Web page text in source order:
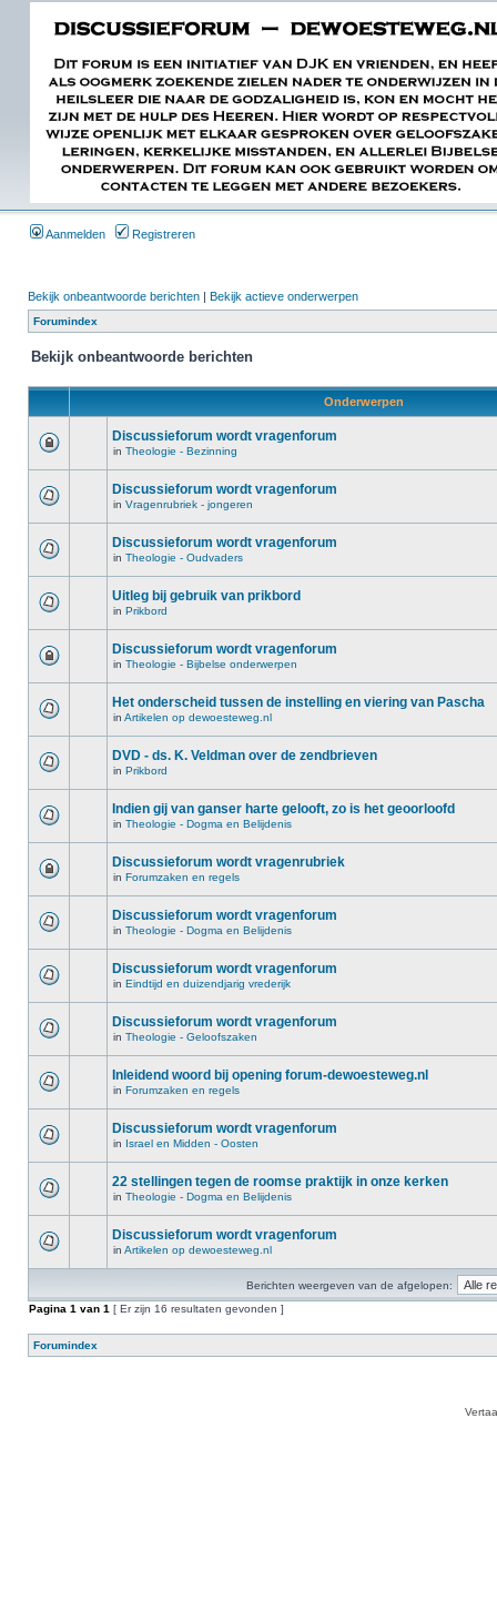
Aanmelden Registreren
Bekijk onbeantwoorde berichten | Bekijk actieve onderwerpen
Forumindex
Bekijk onbeantwoorde berichten
Onderwerpen
Discussieforum wordt vragenforum
in Theologie - Bezinning
Discussieforum wordt vragenforum
in Vragenrubriek - jongeren
Discussieforum wordt vragenforum
in Theologie - Oudvaders
Uitleg bij gebruik van prikbord
in Prikbord
Discussieforum wordt vragenforum
in Theologie - Bijbelse onderwerpen
Het onderscheid tussen de instelling en viering van Pascha
in Artikelen op dewoesteweg.nl
DVD - ds. K. Veldman over de zendbrieven
in Prikbord
Indien gij van ganser harte gelooft, zo is het geoorloofd
in Theologie - Dogma en Belijdenis
Discussieforum wordt vragenrubriek
in Forumzaken en regels
Discussieforum wordt vragenforum
in Theologie - Dogma en Belijdenis
Discussieforum wordt vragenforum
in Eindtijd en duizendjarig vrederijk
Discussieforum wordt vragenforum
in Theologie - Geloofszaken
Inleidend woord bij opening forum-dewoesteweg.nl
in Forumzaken en regels
Discussieforum wordt vragenforum
in Israel en Midden - Oosten
22 stellingen tegen de roomse praktijk in onze kerken
in Theologie - Dogma en Belijdenis
Discussieforum wordt vragenforum
in Artikelen op dewoesteweg.nl
Berichten weergeven van de afgelopen:
Pagina 1 van 1 [ Er zijn 16 resultaten gevonden ]
Forumindex